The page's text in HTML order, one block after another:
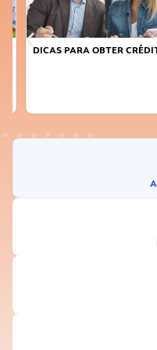
DICAS PARA OBTER CRÉDITO